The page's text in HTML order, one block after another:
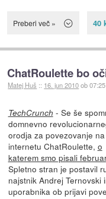
Preberi več » 40
ChatRoulette bo
Matej Huš :: 16. jun 2010ob 07:25
TechCrunch - Se še
domnevno
orodja za povezovanje na
internetu ChatRoulette, o
katerem smo pisali
Spletno stran je postavil
najstnik Andrej Ternovski
uporabnika ob prijavi